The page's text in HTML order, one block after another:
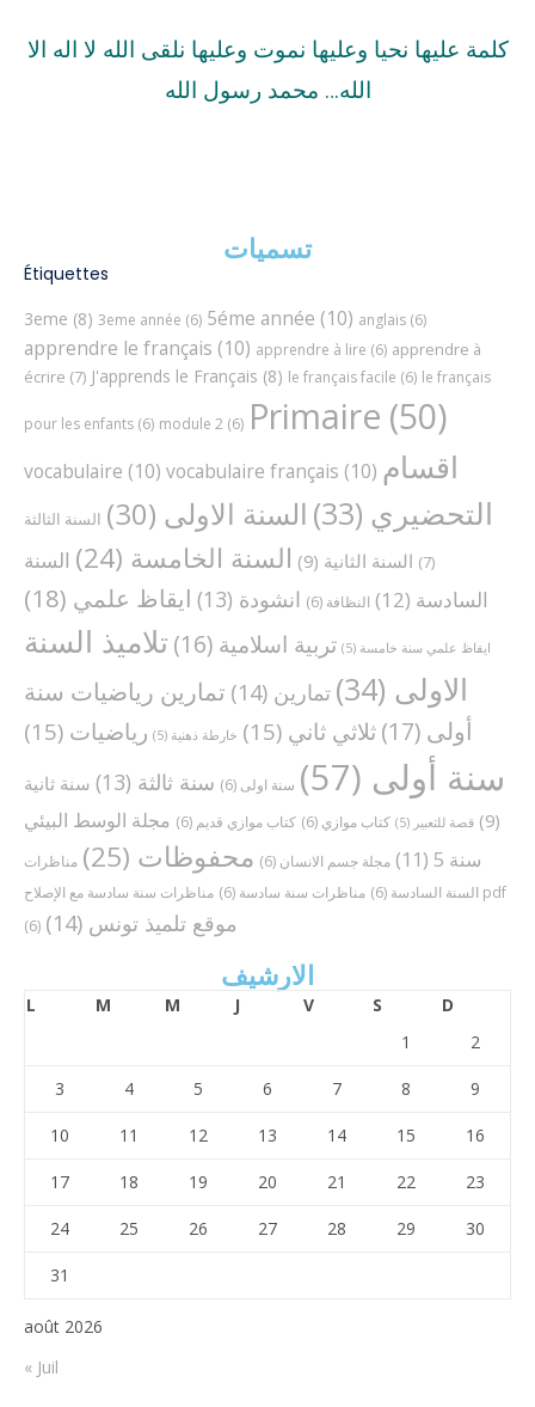
كلمة عليها نحيا وعليها نموت وعليها نلقى الله لا اله الا
الله… محمد رسول الله
تسميات
Étiquettes
3eme (8) 3eme année (6) 5éme année (10) anglais (6)
apprendre le français (10) apprendre à lire (6) apprendre à
écrire (7) J'apprends le Français (8) le français facile (6) le français
pour les enfants (6) module 2 (6) Primaire (50)
vocabulaire (10) vocabulaire français (10) اقسام
التحضيري (33) السنة الاولى (30)
السنة الثالثة
(7)
السنة الثانية (9) السنة الخامسة (24)
السنة
السادسة (12) النظافة (6) انشودة (13) ايقاظ علمي (18)
ايقاظ علمي سنة خامسة (5) تربية اسلامية (16)
تلاميذ السنة
الاولى (34) تمارين (14)
تمارين رياضيات سنة
أولى (17) ثلاثي ثاني (15) خارطة ذهنية (5) رياضيات (15)
سنة أولى (57) سنة اولى (6) سنة ثالثة (13)
سنة ثانية
(9)
قصة للتعبير (5) كتاب موازي (6) كتاب موازي قديم (6)
مجلة الوسط البيئي
سنة 5
(11) مجلة جسم الانسان (6) محفوظات (25)
مناظرات
السنة السادسة (6) مناظرات سنة سادسة (6)
مناظرات سنة سادسة مع الإصلاح pdf
(6)
موقع تلميذ تونس (14)
الارشيف
août 2026
L M M J V S
D
1
2
3 4 5 6 7 8 9
10 11 12 13 14 15 16
17 18 19 20 21 22 23
24 25 26 27 28 29 30
31
« Juil